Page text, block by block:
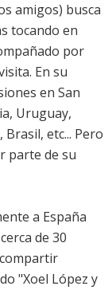
amigos) busca
tocando en
por
En su
en San
Uruguay,
etc... Pero
parte de su
a España
de 30
"Xoel López y